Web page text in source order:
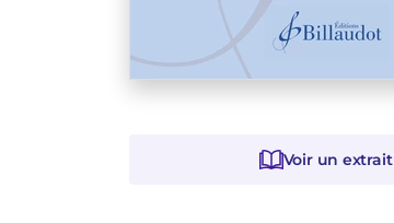
Voir un extrait